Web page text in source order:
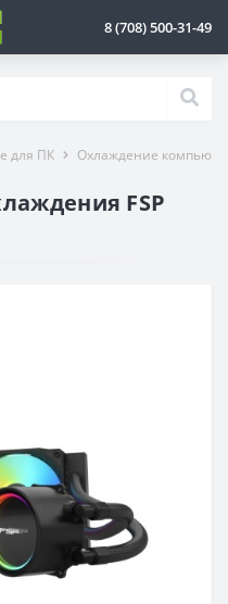
8 (708) 500-31-49
для ПК Охлаждение
FSP